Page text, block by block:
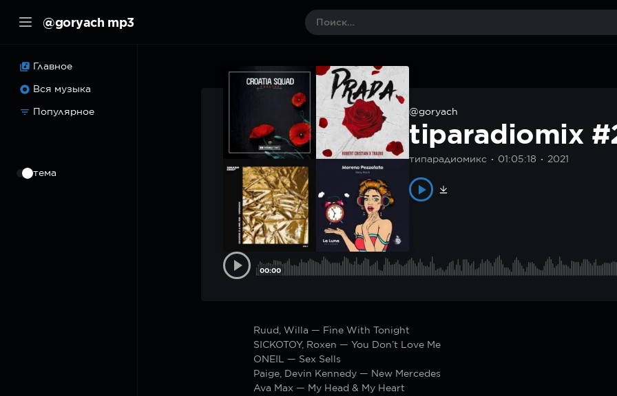
@goryach mp3
Главное
Вся музыка
Популярное
тема
@goryach
tiparadiomix
типарадиомикс 01:05:18 2021
00:00
Ruud, Willa — Fine With Tonight
SICKOTOY, Roxen — You Don’t Love Me
ONEIL — Sex Sells
Paige, Devin Kennedy — New Mercedes
Ava Max — My Head & My Heart